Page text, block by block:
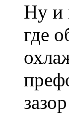
Ну и
где